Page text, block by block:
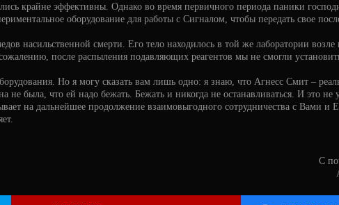
крайне эффективны. Однако во время первичного периода паники
оборудование для работы с Сигналом, чтобы передать свое
насильственной смерти. Его тело находилось в той же лаборатории возле
после распыления подавляющих реагентов мы не смогли
Но я могу сказать вам лишь одно: я знаю, что Агнесс Смит –
не была, что ей надо бежать. Бежать и никогда не останавливаться. И это не
на дальнейшее продолжение взаимовыгодного сотрудничества с Вами
С